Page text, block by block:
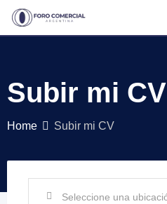
Subir mi CV
Home Subir mi CV